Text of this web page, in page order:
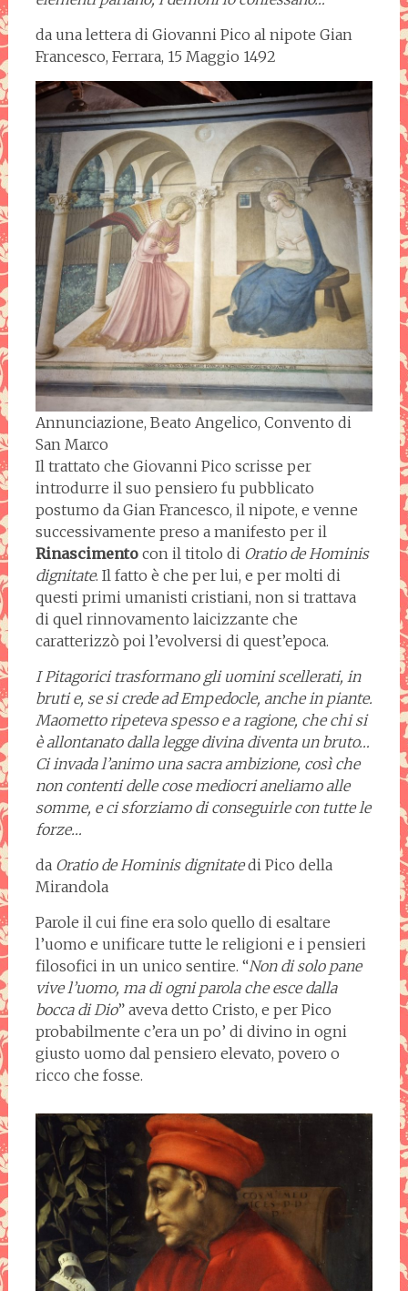
da una lettera di Giovanni Pico al nipote Gian
Francesco, Ferrara, 15 Maggio 1492
Annunciazione, Beato Angelico, Convento di
San Marco
Il trattato che Giovanni Pico scrisse per
introdurre il suo pensiero fu pubblicato
postumo da Gian Francesco, il nipote, e venne
successivamente preso a manifesto per il
Rinascimentocon il titolo di Oratio de Hominis
dignitate. Il fatto è che per lui, e per molti di
questi primi umanisti cristiani, non si trattava
di quel rinnovamento laicizzante che
caratterizzò poi l’evolversi di quest’epoca.
I Pitagorici trasformano gli uomini scellerati, in
bruti e, se si crede ad Empedocle, anche in piante.
Maometto ripeteva spesso e a ragione, che chi si
è allontanato dalla legge divina diventa un bruto…
Ci invada l’animo una sacra ambizione, così che
non contenti delle cose mediocri aneliamo alle
somme, e ci sforziamo di conseguirle con tutte le
forze…
da Oratio de Hominis dignitatedi Pico della
Mirandola
Parole il cui fine era solo quello di esaltare
l’uomo e unificare tutte le religioni e i pensieri
filosofici in un unico sentire. “Non di solo pane
vive l’uomo, ma di ogni parola che esce dalla
bocca di Dio” aveva detto Cristo, e per Pico
probabilmente c’era un po’ di divino in ogni
giusto uomo dal pensiero elevato, povero o
ricco che fosse.